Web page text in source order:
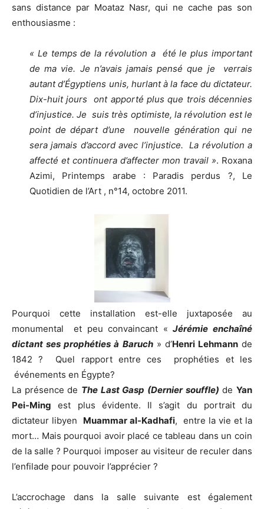
sans distance par Moataz Nasr, qui ne cache pas son
enthousiasme :
« Le temps de la révolution a été le plus important
de ma vie. Je n’avais jamais pensé que je verrais
autant d’Égyptiens unis, hurlant à la face du dictateur.
Dix-huit jours ont apporté plus que trois décennies
d’injustice. Je suis très optimiste, la révolution est le
point de départ d’une nouvelle génération qui ne
sera jamais d’accord avec l’injustice. La révolution a
affecté et continuera d’affecter mon travail ». Roxana
Azimi, Printemps arabe : Paradis perdus ?, Le
Quotidien de l’Art , n°14, octobre 2011.
Pourquoi cette installation est-elle juxtaposée au
monumental et peu convaincant «Jérémie enchaîné
dictant ses prophéties à Baruch» d’Henri Lehmannde
1842 ? Quel rapport entre ces prophéties et les
événements en Égypte?
La présence de The Last Gasp (Dernier souffle) deYan
Pei-Ming est plus évidente. Il s’agit du portrait du
dictateur libyen Muammar al-Kadhafi, entre la vie et la
mort… Mais pourquoi avoir placé ce tableau dans un coin
de la salle ? Pourquoi imposer au visiteur de reculer dans
l’enfilade pour pouvoir l’apprécier ?
L’accrochage dans la salle suivante est également